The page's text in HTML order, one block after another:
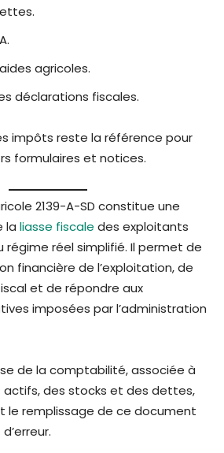
agricoles.
déclarations fiscales.
impôts reste la référence pour
formulaires et notices.
2139-A-SD constitue une
la liasse fiscale des exploitants
régime réel simplifié. Il permet de
financière de l’exploitation, de
et de répondre aux
imposées par l’administration
de la comptabilité, associée à
actifs, des stocks et des dettes,
le remplissage de ce document